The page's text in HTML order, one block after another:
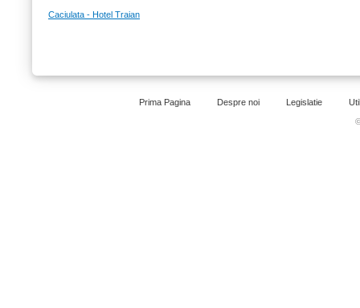
Caciulata - Hotel Traian
Prima Pagina Despre noi Legislatie